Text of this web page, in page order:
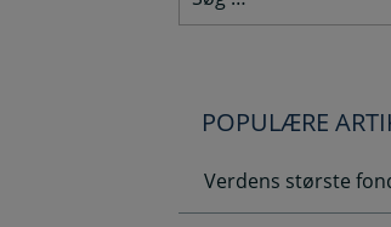
efter:
POPULÆRE
Verdens største